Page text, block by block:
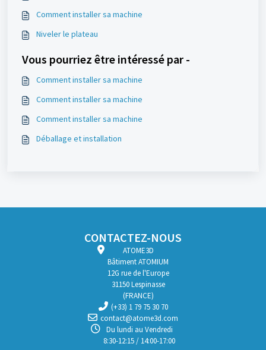
Comment installer sa machine
Niveler le plateau
Vous pourriez être intéressé par -
Comment installer sa machine
Comment installer sa machine
Comment installer sa machine
Déballage et installation
CONTACTEZ-NOUS
ATOME3D
Bâtiment ATOMIUM
12G rue de l'Europe
31150 Lespinasse
(FRANCE)
(+33) 1 79 75 30 70
contact@atome3d.com
Du lundi au Vendredi
8:30-12:15 / 14:00-17:00